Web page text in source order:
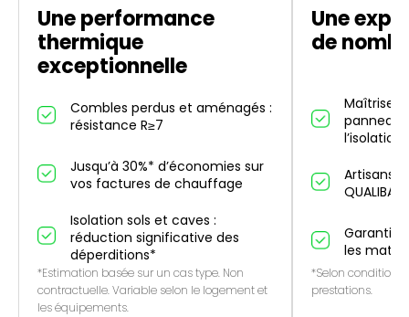
Une performance
thermique
exceptionnelle
Combles perdus et aménagés :
résistance R≥7
Jusqu’à 30%* d’économies sur
vos factures de chauffage
Isolation sols et caves :
réduction significative des
déperditions*
*Estimation basée sur un cas type. Non
contractuelle. Variable selon le logement et
les équipements.
Une
de
Maîtrise
Artisans
QUALIBAT
Garantie
les
*Selon conditions
prestations.